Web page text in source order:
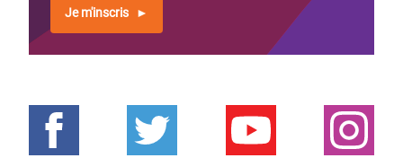
Je m'inscris